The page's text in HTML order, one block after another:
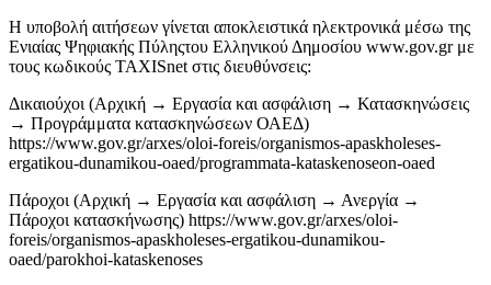
Η υποβολή αιτήσεων γίνεται αποκλειστικά ηλεκτρονικά μέσω της
Ενιαίας Ψηφιακής Πύληςτου Ελληνικού Δημοσίου www.gov.gr με
τους κωδικούς TAXISnet στις διευθύνσεις:
Δικαιούχοι (Αρχική → Εργασία και ασφάλιση → Κατασκηνώσεις
→ Προγράμματα κατασκηνώσεων ΟΑΕΔ)
https://www.gov.gr/arxes/oloi-foreis/organismos-apaskholeses-
ergatikou-dunamikou-oaed/programmata-kataskenoseon-oaed
Πάροχοι (Αρχική → Εργασία και ασφάλιση → Ανεργία →
Πάροχοι κατασκήνωσης) https://www.gov.gr/arxes/oloi-
foreis/organismos-apaskholeses-ergatikou-dunamikou-
oaed/parokhoi-kataskenoses